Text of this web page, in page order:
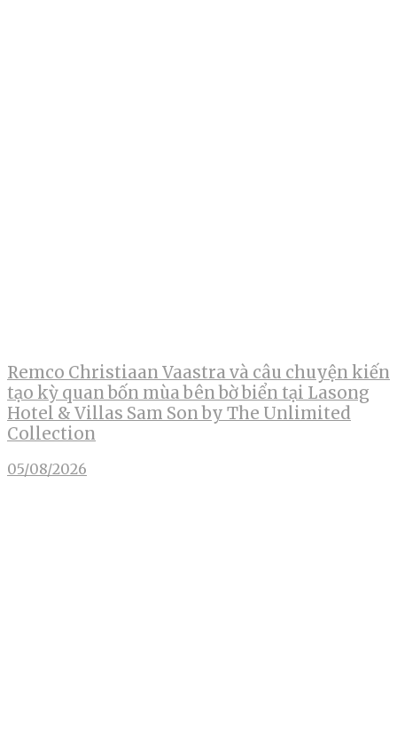
Remco Christiaan Vaastra và câu chuyện kiến
tạo kỳ quan bốn mùa bên bờ biển tại Lasong
Hotel & Villas Sam Son by The Unlimited
Collection
05/08/2026